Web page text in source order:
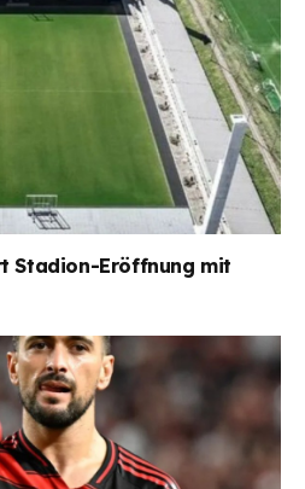
Stadion-Eröffnung mit